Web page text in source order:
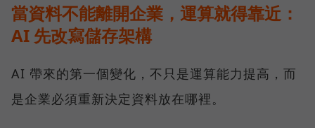
當資料不能離開企業，運算就得靠近：
AI 先改寫儲存架構
AI 帶來的第一個變化，不只是運算能力提高，而
是企業必須重新決定資料放在哪裡。